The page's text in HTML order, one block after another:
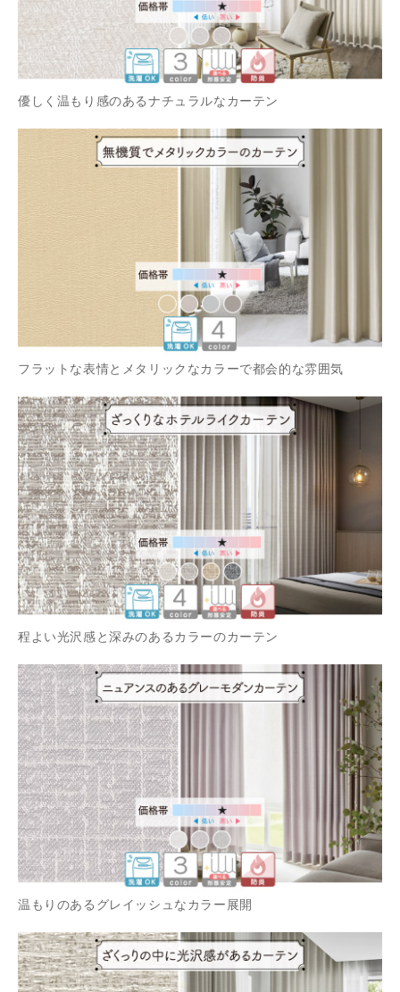
優しく温もり感のあるナチュラルなカーテン
フラットな表情とメタリックなカラーで都会的な雰囲気
程よい光沢感と深みのあるカラーのカーテン
温もりのあるグレイッシュなカラー展開